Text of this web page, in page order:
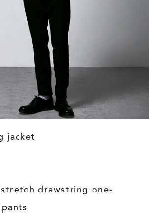
jacket
stretch drawstring one-